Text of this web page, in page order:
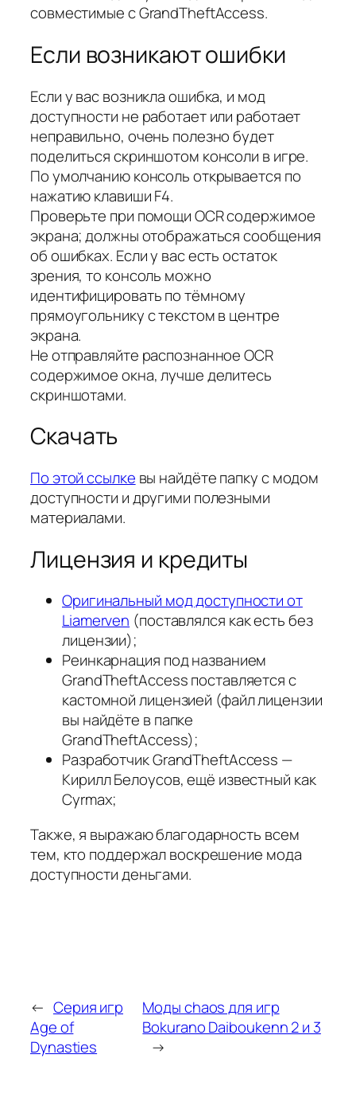
совместимые с GrandTheftAccess.
Если возникают ошибки
Если у вас возникла ошибка, и мод
доступности не работает или работает
неправильно, очень полезно будет
поделиться скриншотом консоли в игре.
По умолчанию консоль открывается по
нажатию клавиши F4.
Проверьте при помощи OCR содержимое
экрана; должны отображаться сообщения
об ошибках. Если у вас есть остаток
зрения, то консоль можно
идентифицировать по тёмному
прямоугольнику с текстом в центре
экрана.
Не отправляйте распознанное OCR
содержимое окна, лучше делитесь
скриншотами.
Скачать
По этой ссылке вы найдёте папку с модом
доступности и другими полезными
материалами.
Лицензия и кредиты
Оригинальный мод доступности от
Liamerven (поставлялся как есть без
лицензии);
Реинкарнация под названием
GrandTheftAccess поставляется с
кастомной лицензией (файл лицензии
вы найдёте в папке
GrandTheftAccess);
Разработчик GrandTheftAccess —
Кирилл Белоусов, ещё известный как
Cyrmax;
Также, я выражаю благодарность всем
тем, кто поддержал воскрешение мода
доступности деньгами.
← Серия игр
Age of
Dynasties
Моды chaos для игр
Bokurano Daiboukenn 2 и 3
→